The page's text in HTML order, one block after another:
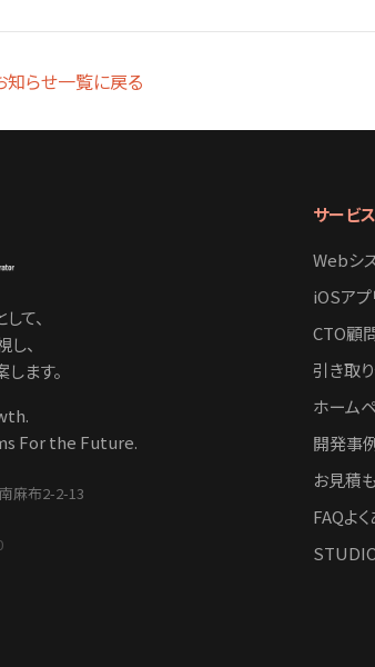
知らせ一覧に戻る
て、
、
ます。
For the Future.
麻布2-2-13
サービス
Webシ
iOSア
CTO顧
引き取
ホーム
開発事
お見積
FAQよ